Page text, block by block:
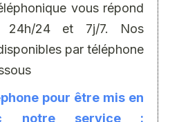
vous répond
24h/24 et 7j/7. Nos
par téléphone
pour être mis en
notre service :